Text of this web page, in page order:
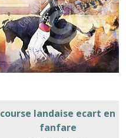
course landaise ecart en
fanfare